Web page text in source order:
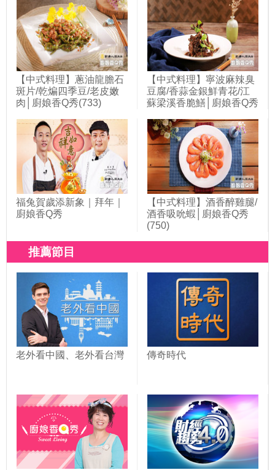
【中式料理】蔥油龍膽石
斑片/乾煸四季豆/老皮嫩
肉│廚娘香Q秀(733)
【中式料理】寧波麻辣臭
豆腐/香蒜金銀鮮青花/江
蘇梁溪香脆鱔│廚娘香Q秀
福兔賀歲添新象｜拜年｜
廚娘香Q秀
【中式料理】酒香醉雞腿/
酒香吸吮蝦│廚娘香Q秀
(750)
推薦節目
老外看中國、老外看台灣 傳奇時代